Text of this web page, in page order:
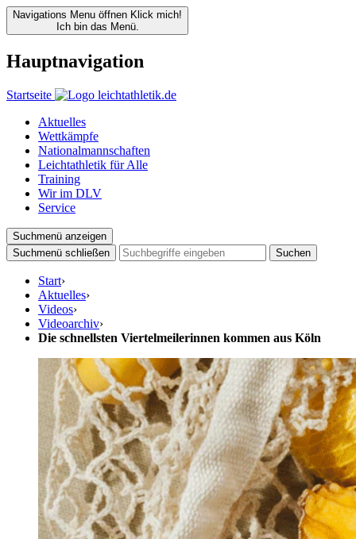
Navigations Menu öffnen Klick mich!
Ich bin das Menü.
Hauptnavigation
Startseite
Aktuelles
Wettkämpfe
Nationalmannschaften
Leichtathletik für Alle
Training
Wir im DLV
Service
Suchmenü anzeigen
Suchmenü schließen
Suchen
Start›
Aktuelles›
Videos›
Videoarchiv›
Die schnellsten Viertelmeilerinnen kommen aus Köln